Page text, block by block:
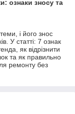
ознаки зносу та
і його знос
У статті: 7 ознак
як відрізнити
та як правильно
ремонту без